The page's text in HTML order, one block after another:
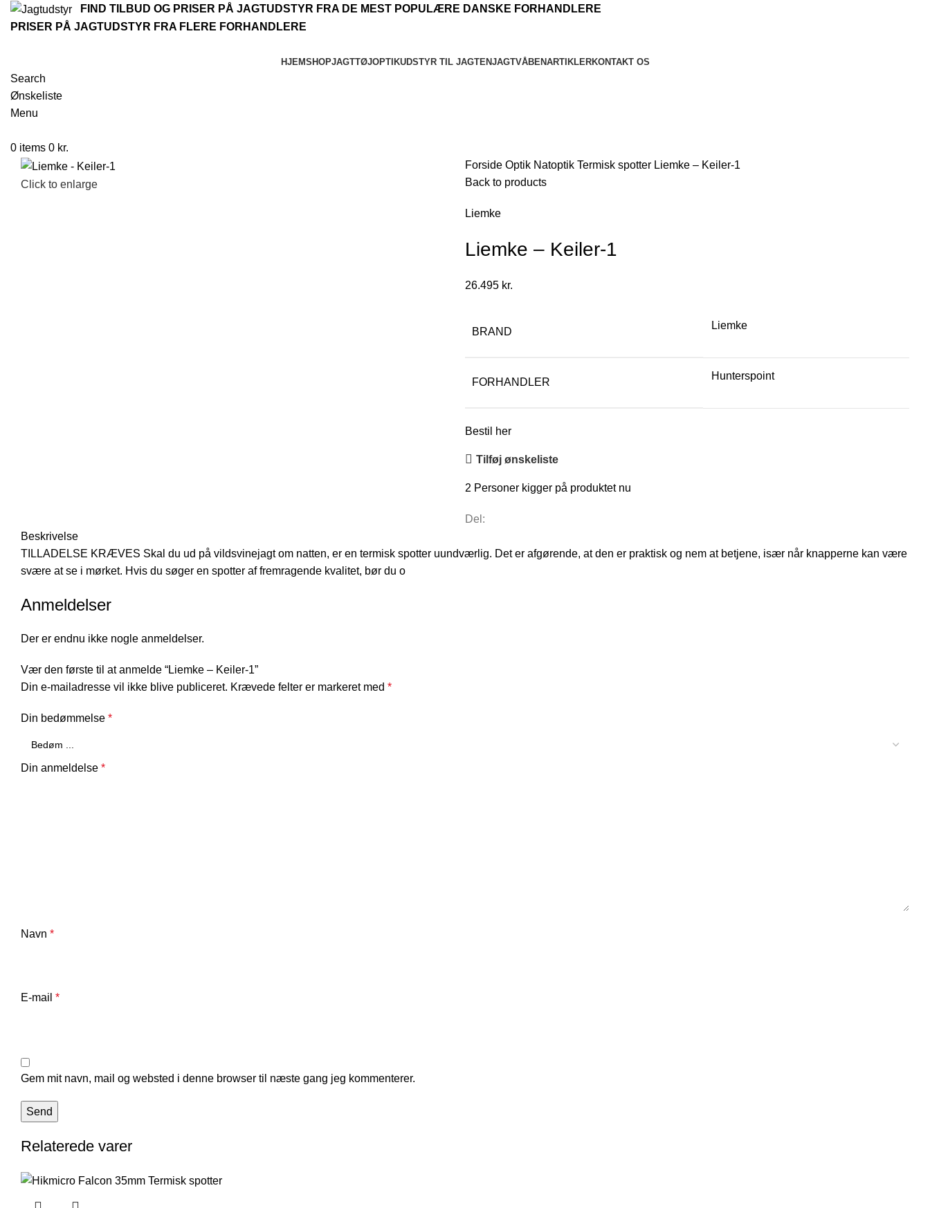
FIND TILBUD OG PRISER PÅ JAGTUDSTYR FRA DE MEST POPULÆRE DANSKE FORHANDLERE
PRISER PÅ JAGTUDSTYR FRA FLERE FORHANDLERE
HJEMSHOPJAGTTØJOPTIKUDSTYR TIL JAGTENJAGTVÅBENARTIKLERKONTAKT OS
Search
Ønskeliste
Menu
0 items 0 kr.
Click to enlarge
Forside Optik Natoptik Termisk spotter Liemke – Keiler-1
Back to products
Liemke
Liemke – Keiler-1
26.495 kr.
BRAND
Liemke
FORHANDLER
Hunterspoint
Bestil her
Tilføj ønskeliste
2 Personer kigger på produktet nu
Del:
Beskrivelse
TILLADELSE KRÆVES Skal du ud på vildsvinejagt om natten, er en termisk spotter uundværlig. Det er afgørende, at den er praktisk og nem at betjene, især når knapperne kan være
svære at se i mørket. Hvis du søger en spotter af fremragende kvalitet, bør du o
Anmeldelser
Der er endnu ikke nogle anmeldelser.
Vær den første til at anmelde “Liemke – Keiler-1”
Din e-mailadresse vil ikke blive publiceret. Krævede felter er markeret med *
Din bedømmelse *
Din anmeldelse *
Navn *
E-mail *
Gem mit navn, mail og websted i denne browser til næste gang jeg kommenterer.
Relaterede varer